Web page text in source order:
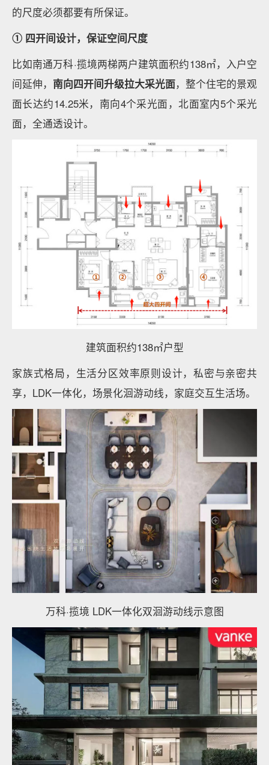
的尺度必须都要有所保证。
① 四开间设计，保证空间尺度
比如南通万科·揽境两梯两户建筑面积约138㎡，入户空
间延伸， 南向四开间升级拉大采光面，整个住宅的景观
面长达约14.25米，南向4个采光面，北面室内5个采光
面，全通透设计。
建筑面积约138㎡户型
家族式格局，生活分区效率原则设计，私密与亲密共
享，LDK一体化，场景化洄游动线，家庭交互生活场。
万科·揽境 LDK一体化双洄游动线示意图